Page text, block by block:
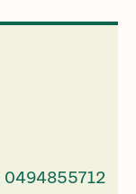
0494855712